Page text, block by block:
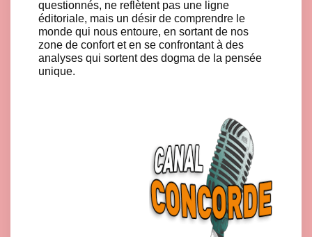
questionnés, ne reflètent pas une ligne
éditoriale, mais un désir de comprendre le
monde qui nous entoure, en sortant de nos
zone de confort et en se confrontant à des
analyses qui sortent des dogma de la pensée
unique.